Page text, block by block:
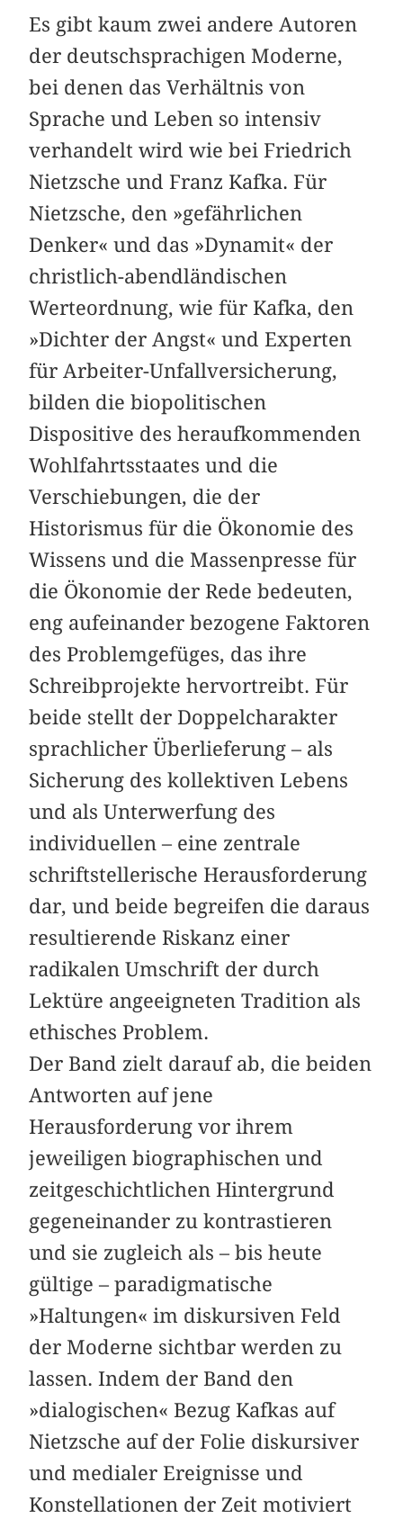
Es gibt kaum zwei andere Autoren
der deutschsprachigen Moderne,
bei denen das Verhältnis von
Sprache und Leben so intensiv
verhandelt wird wie bei Friedrich
Nietzsche und Franz Kafka. Für
Nietzsche, den »gefährlichen
Denker« und das »Dynamit« der
christlich-abendländischen
Werteordnung, wie für Kafka, den
»Dichter der Angst« und Experten
für Arbeiter-Unfallversicherung,
bilden die biopolitischen
Dispositive des heraufkommenden
Wohlfahrtsstaates und die
Verschiebungen, die der
Historismus für die Ökonomie des
Wissens und die Massenpresse für
die Ökonomie der Rede bedeuten,
eng aufeinander bezogene Faktoren
des Problemgefüges, das ihre
Schreibprojekte hervortreibt. Für
beide stellt der Doppelcharakter
sprachlicher Überlieferung – als
Sicherung des kollektiven Lebens
und als Unterwerfung des
individuellen – eine zentrale
schriftstellerische Herausforderung
dar, und beide begreifen die daraus
resultierende Riskanz einer
radikalen Umschrift der durch
Lektüre angeeigneten Tradition als
ethisches Problem.
Der Band zielt darauf ab, die beiden
Antworten auf jene
Herausforderung vor ihrem
jeweiligen biographischen und
zeitgeschichtlichen Hintergrund
gegeneinander zu kontrastieren
und sie zugleich als – bis heute
gültige – paradigmatische
»Haltungen« im diskursiven Feld
der Moderne sichtbar werden zu
lassen. Indem der Band den
»dialogischen« Bezug Kafkas auf
Nietzsche auf der Folie diskursiver
und medialer Ereignisse und
Konstellationen der Zeit motiviert